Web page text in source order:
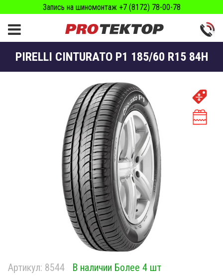
Запись на шиномонтаж +7 (8172) 78-00-78
PIRELLI CINTURATO P1 185/60 R15 84H
Артикул: 8544 В наличии Более 4 шт